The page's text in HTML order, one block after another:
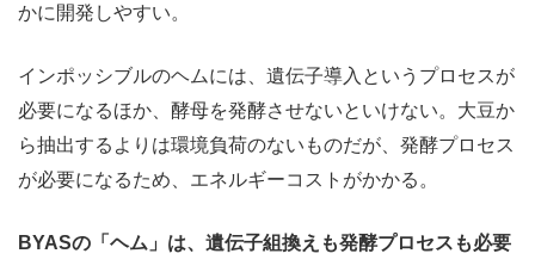
かに開発しやすい。
インポッシブルのヘムには、遺伝子導入というプロセスが
必要になるほか、酵母を発酵させないといけない。大豆か
ら抽出するよりは環境負荷のないものだが、発酵プロセス
が必要になるため、エネルギーコストがかかる。
BYASの「ヘム」は、遺伝子組換えも発酵プロセスも必要